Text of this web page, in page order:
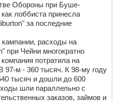
Обороны при Буше-
лоббиста принесла
за последние
расходы на
при Чейни многократно
потратила на
97-м - 360 тысяч. К 98-му году
тысяч и дошли до 600
шли параллельно с
заказов, займов и